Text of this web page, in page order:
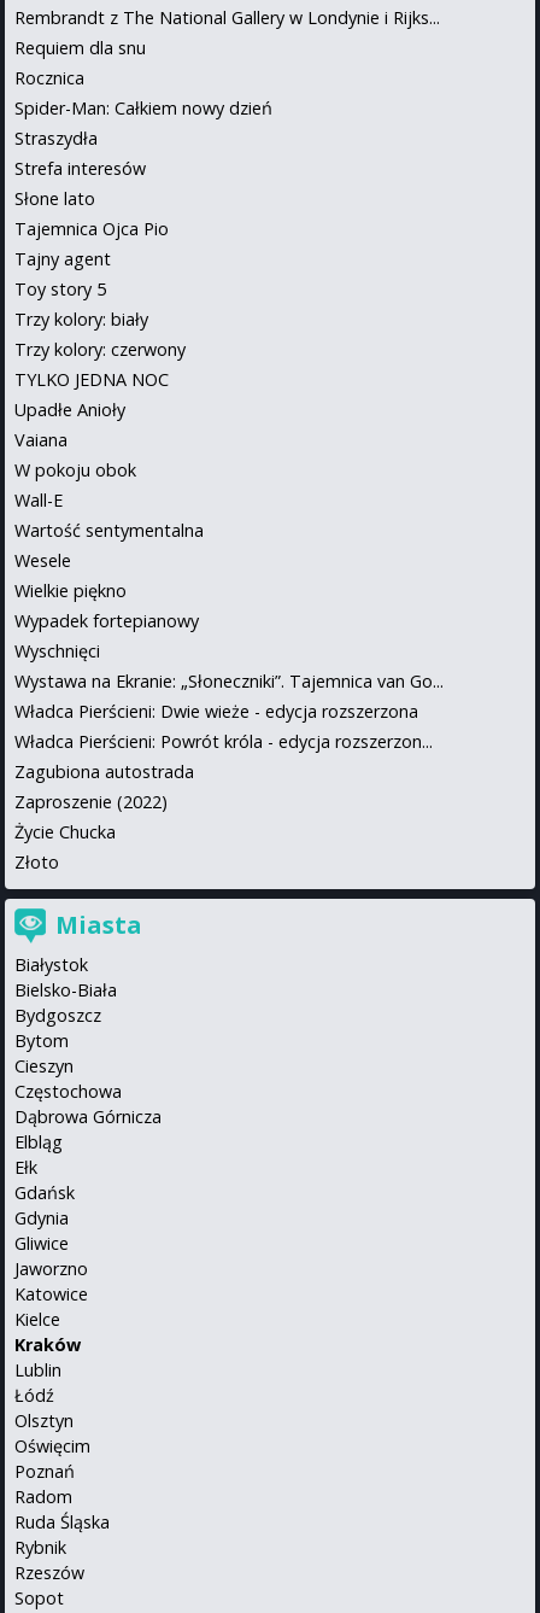
Rembrandt z The National Gallery w Londynie i Rijks...
Requiem dla snu
Rocznica
Spider-Man: Całkiem nowy dzień
Straszydła
Strefa interesów
Słone lato
Tajemnica Ojca Pio
Tajny agent
Toy story 5
Trzy kolory: biały
Trzy kolory: czerwony
TYLKO JEDNA NOC
Upadłe Anioły
Vaiana
W pokoju obok
Wall-E
Wartość sentymentalna
Wesele
Wielkie piękno
Wypadek fortepianowy
Wyschnięci
Wystawa na Ekranie: „Słoneczniki”. Tajemnica van Go...
Władca Pierścieni: Dwie wieże - edycja rozszerzona
Władca Pierścieni: Powrót króla - edycja rozszerzon...
Zagubiona autostrada
Zaproszenie (2022)
Życie Chucka
Złoto
Miasta
Białystok
Bielsko-Biała
Bydgoszcz
Bytom
Cieszyn
Częstochowa
Dąbrowa Górnicza
Elbląg
Ełk
Gdańsk
Gdynia
Gliwice
Jaworzno
Katowice
Kielce
Kraków
Lublin
Łódź
Olsztyn
Oświęcim
Poznań
Radom
Ruda Śląska
Rybnik
Rzeszów
Sopot